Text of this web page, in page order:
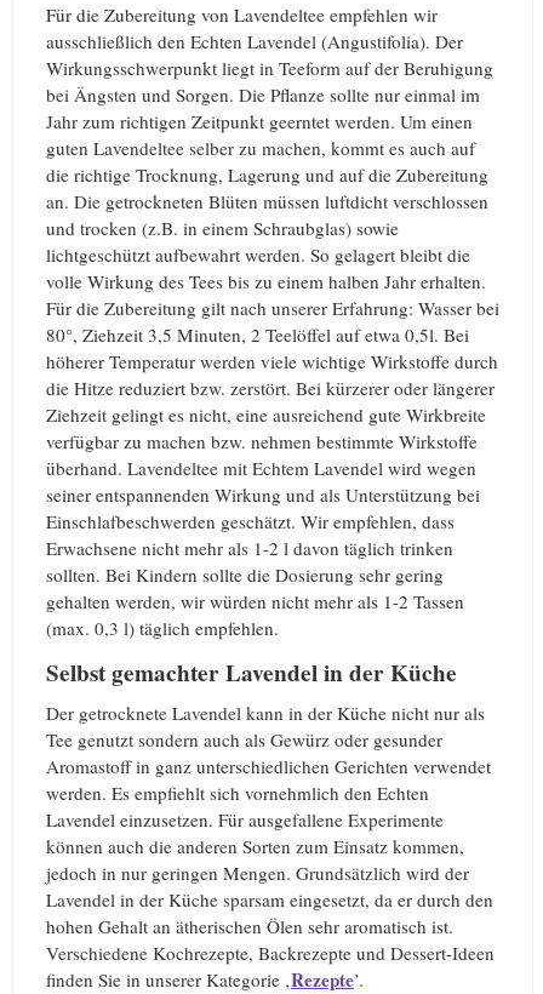
Für die Zubereitung von Lavendeltee empfehlen wir
ausschließlich den Echten Lavendel (Angustifolia). Der
Wirkungsschwerpunkt liegt in Teeform auf der Beruhigung
bei Ängsten und Sorgen. Die Pflanze sollte nur einmal im
Jahr zum richtigen Zeitpunkt geerntet werden. Um einen
guten Lavendeltee selber zu machen, kommt es auch auf
die richtige Trocknung, Lagerung und auf die Zubereitung
an. Die getrockneten Blüten müssen luftdicht verschlossen
und trocken (z.B. in einem Schraubglas) sowie
lichtgeschützt aufbewahrt werden. So gelagert bleibt die
volle Wirkung des Tees bis zu einem halben Jahr erhalten.
Für die Zubereitung gilt nach unserer Erfahrung: Wasser bei
80°, Ziehzeit 3,5 Minuten, 2 Teelöffel auf etwa 0,5l. Bei
höherer Temperatur werden viele wichtige Wirkstoffe durch
die Hitze reduziert bzw. zerstört. Bei kürzerer oder längerer
Ziehzeit gelingt es nicht, eine ausreichend gute Wirkbreite
verfügbar zu machen bzw. nehmen bestimmte Wirkstoffe
überhand. Lavendeltee mit Echtem Lavendel wird wegen
seiner entspannenden Wirkung und als Unterstützung bei
Einschlafbeschwerden geschätzt. Wir empfehlen, dass
Erwachsene nicht mehr als 1-2 l davon täglich trinken
sollten. Bei Kindern sollte die Dosierung sehr gering
gehalten werden, wir würden nicht mehr als 1-2 Tassen
(max. 0,3 l) täglich empfehlen.
Selbst gemachter Lavendel in der Küche
Der getrocknete Lavendel kann in der Küche nicht nur als
Tee genutzt sondern auch als Gewürz oder gesunder
Aromastoff in ganz unterschiedlichen Gerichten verwendet
werden. Es empfiehlt sich vornehmlich den Echten
Lavendel einzusetzen. Für ausgefallene Experimente
können auch die anderen Sorten zum Einsatz kommen,
jedoch in nur geringen Mengen. Grundsätzlich wird der
Lavendel in der Küche sparsam eingesetzt, da er durch den
hohen Gehalt an ätherischen Ölen sehr aromatisch ist.
Verschiedene Kochrezepte, Backrezepte und Dessert-Ideen
finden Sie in unserer Kategorie ‚Rezepte’.